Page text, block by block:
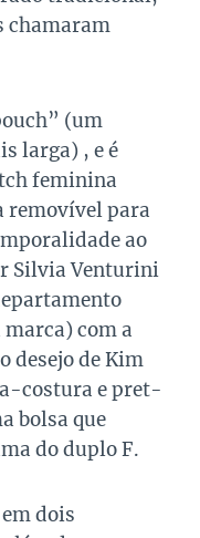
chamaram
(um
larga) , e é
feminina
removível para
ao
Silvia Venturini
com a
desejo de Kim
costura e pret-
bolsa que
do duplo F.
dois